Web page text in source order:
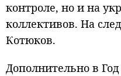
контроле, но и на
коллективов. На
Котюков.
Дополнительно в